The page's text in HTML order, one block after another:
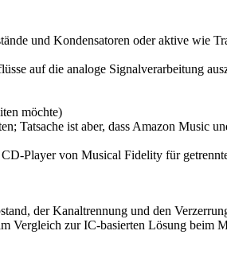
und Kondensatoren oder aktive wie
auf die analoge Signalverarbeitung
möchte)
Tatsache ist aber, dass Amazon Music
Player von Musical Fidelity für
der Kanaltrennung und den
Vergleich zur IC-basierten Lösung beim